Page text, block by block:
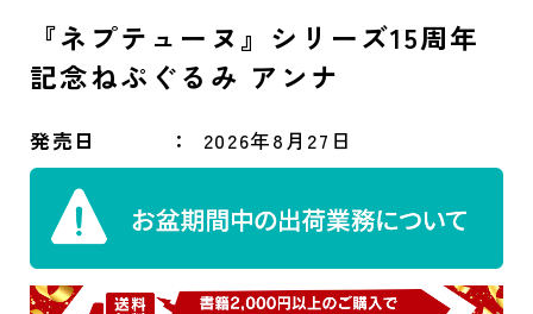
『ネプテューヌ』シリーズ15周年
記念ねぷぐるみ アンナ
発売日 2026年8月27日